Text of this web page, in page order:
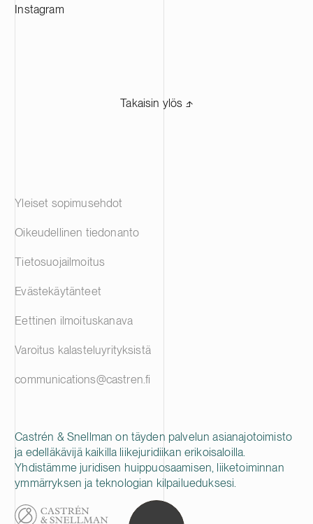
Instagram
Takaisin ylös ⬏
Castrén & Snellman on täyden palvelun asianajotoimisto
ja edelläkävijä kaikilla liikejuridiikan erikoisaloilla.
Yhdistämme juridisen huippuosaamisen, liiketoiminnan
ymmärryksen ja teknologian kilpailueduksesi.
Yleiset sopimusehdot
Oikeudellinen tiedonanto
Tietosuojailmoitus
Evästekäytänteet
Eettinen ilmoituskanava
Varoitus kalasteluyrityksistä
communications@castren.fi